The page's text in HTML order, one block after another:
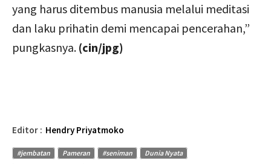
yang harus ditembus manusia melalui meditasi
dan laku prihatin demi mencapai pencerahan,”
pungkasnya. (cin/jpg)
Editor : Hendry Priyatmoko
#jembatan Pameran #seniman
Dunia Nyata